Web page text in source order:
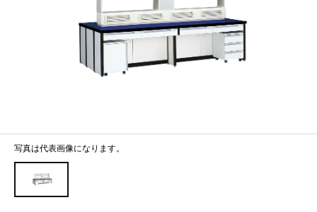
写真は代表画像になります。